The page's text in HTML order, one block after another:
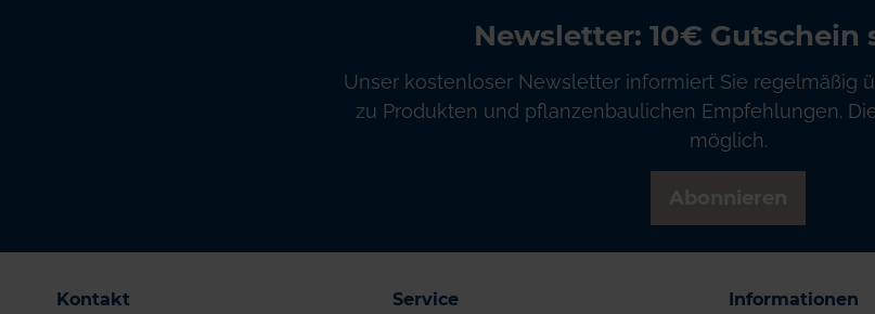
Newsletter: 10€ Gutschein
Unser kostenloser Newsletter informiert Sie regelmäßig
zu Produkten und pflanzenbaulichen Empfehlungen.
möglich.
Kontakt Service Informationen